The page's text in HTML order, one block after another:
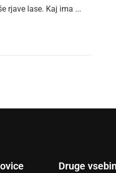
rjave lase. Kaj ima ...
Druge